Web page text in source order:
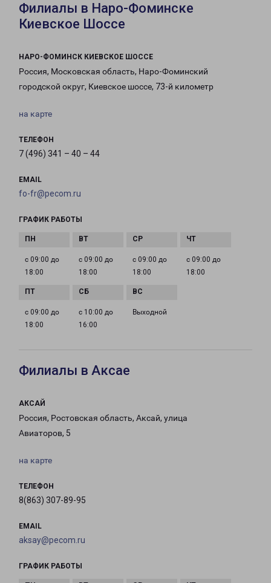
Филиалы в Наро-Фоминске
Киевское Шоссе
НАРО-ФОМИНСК КИЕВСКОЕ ШОССЕ
Россия, Московская область, Наро-Фоминский
городской округ, Киевское шоссе, 73-й километр
на карте
ТЕЛЕФОН
7 (496) 341 – 40 – 44
EMAIL
fo-fr@pecom.ru
ГРАФИК РАБОТЫ
с 09:00 до
18:00
с 09:00 до
18:00
с 09:00 до
18:00
с 09:00 до
18:00
с 09:00 до
18:00
с 10:00 до
16:00
Выходной
Филиалы в Аксае
АКСАЙ
Россия, Ростовская область, Аксай, улица
Авиаторов, 5
на карте
ТЕЛЕФОН
8(863) 307-89-95
EMAIL
aksay@pecom.ru
ГРАФИК РАБОТЫ